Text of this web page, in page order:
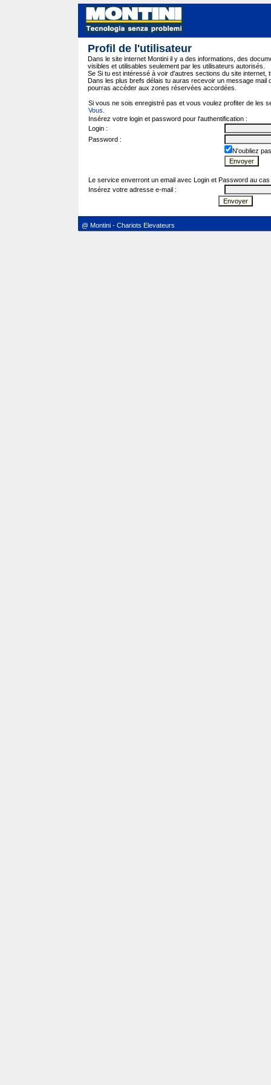
Profil de l'utilisateur
Dans le site internet Montini il y a des informations, des
visibles et utilisables seulement par les utilisateurs autorisés.
Se Si tu est intéressé à voir d'autres sections du site internet,
Dans les plus brefs délais tu auras recevoir un message mail
pourras accéder aux zones réservées accordées.
Si vous ne sois enregistré pas et vous voulez profiter de les
Vous.
Insérez votre login et password pour l'authentification :
Login :
Password :
N'oubliez
Le service enverront un email avec Login et Password au
Insérez votre adresse e-mail :
@ Montini - Chariots Elevateurs